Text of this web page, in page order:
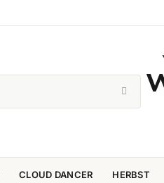
CLOUD DANCER HERBST